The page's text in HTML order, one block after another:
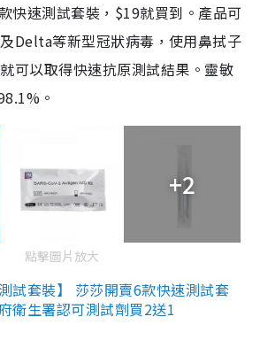
快速測試套裝，$19就買到。產品可
Delta等新型冠狀病毒，使用鼻拭子
可以取得快速抗原測試結果。靈敏
。
+2
點擊圖片放大
試套裝】 莎莎開賣6款快速測試套
衛生署認可測試劑買2送1